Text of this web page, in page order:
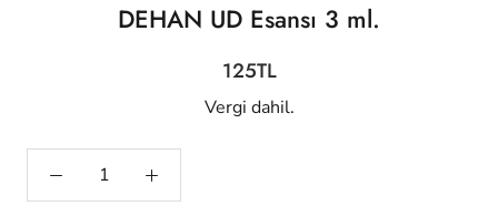
DEHAN UD Esansı 3 ml.
125TL
Vergi dahil.